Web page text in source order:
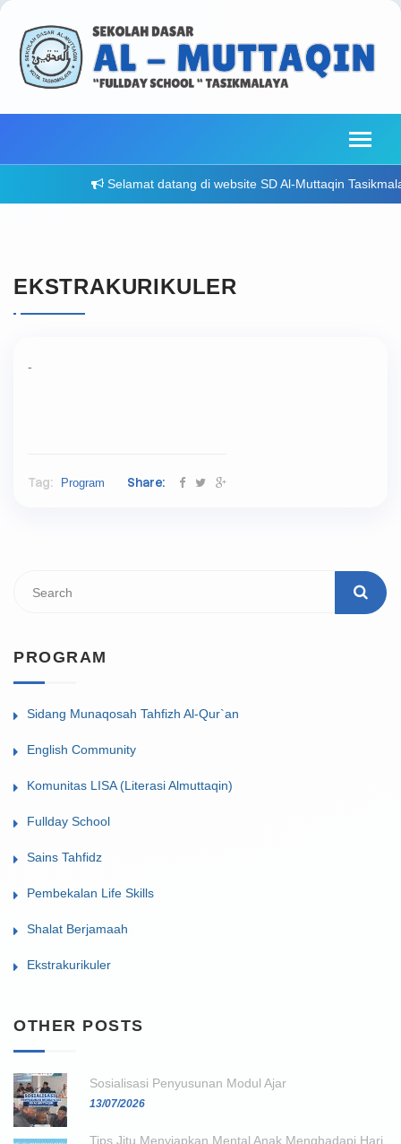
Selamat datang di website SD Al-Muttaqin
EKSTRAKURIKULER
-
Tag: Program Share:
PROGRAM
Sidang Munaqosah Tahfizh Al-Qur`an
English Community
Komunitas LISA (Literasi Almuttaqin)
Fullday School
Sains Tahfidz
Pembekalan Life Skills
Shalat Berjamaah
Ekstrakurikuler
OTHER POSTS
Sosialisasi Penyusunan Modul Ajar
13/07/2026
Tips Jitu Menyiapkan Mental Anak Menghadapi Hari